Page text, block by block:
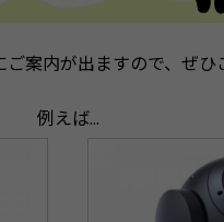
案内が出ますので、ぜひ
例えば…